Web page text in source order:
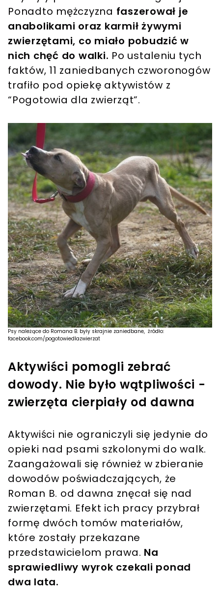
Ponadto mężczyzna faszerował je
anabolikami oraz karmił żywymi
zwierzętami, co miało pobudzić w
nich chęć do walki. Po ustaleniu tych
faktów, 11 zaniedbanych czworonogów
trafiło pod opiekę aktywistów z
“Pogotowia dla zwierząt”.
Psy należące do Romana B. były skrajnie zaniedbane, źródło:
facebook.com/pogotowiedlazwierzat
Aktywiści pomogli zebrać
dowody. Nie było wątpliwości -
zwierzęta cierpiały od dawna
Aktywiści nie ograniczyli się jedynie do
opieki nad psami szkolonymi do walk.
Zaangażowali się również w zbieranie
dowodów poświadczających, że
Roman B. od dawna znęcał się nad
zwierzętami. Efekt ich pracy przybrał
formę dwóch tomów materiałów,
które zostały przekazane
przedstawicielom prawa. Na
sprawiedliwy wyrok czekali ponad
dwa lata.